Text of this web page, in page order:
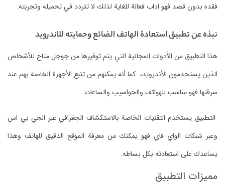
فقده بدون قصد فهو اداب فعالة للغاية لذلك لا تتردد في تحميله وتجربته.
نبذه عن تطبيق استعادة الهاتف الضائع وحمايته للاندرويد
هذا التطبيق من الأدوات المجانية التي يتم توفيرها من جوجل متاح للأشخاص
الذين يستخدمون الأندرويد، كما أنه يمكنهم من تتبع الأجهزة الخاصة بهم عند
سرقتها فهو مناسب للهواتف والحواسيب والساعات.
التطبيق يستخدم التقنيات الخاصة بالاستكشاف الجغرافي عبر الجي بي اس
وعبر شبكات الواي فاي فهو يمكنك من معرفة الموقع الدقيق للهاتف وهذا
يساعدك على استعادته بكل بساطه.
مميزات التطبيق